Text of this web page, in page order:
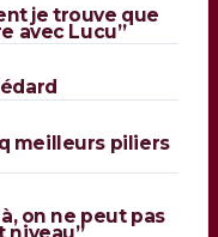
je trouve que
avec Lucu”
meilleurs piliers
on ne peut pas